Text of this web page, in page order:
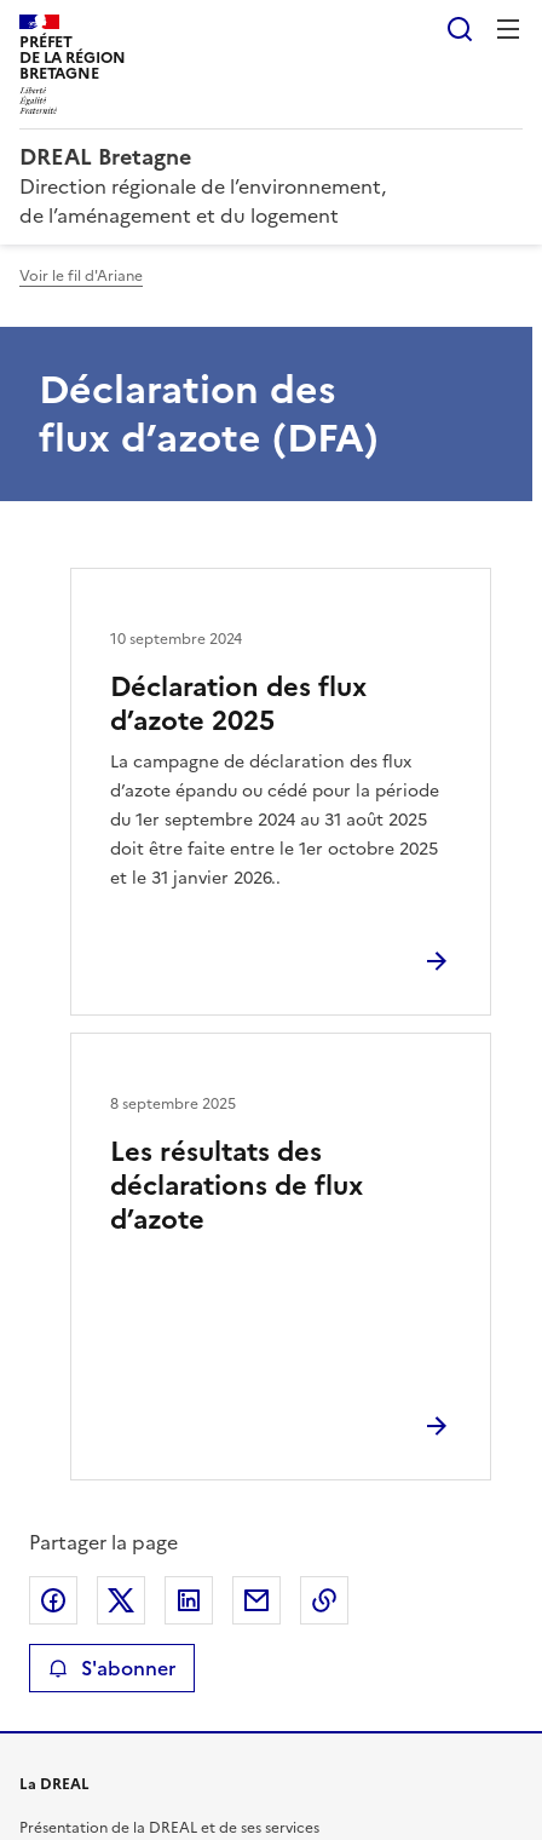
PRÉFET
DE LA RÉGION
BRETAGNE
DREAL Bretagne
Direction régionale de l’environnement,
de l’aménagement et du logement
Voir le fil d'Ariane
Déclaration des
flux d’azote (DFA)
Déclaration des flux
d’azote 2025
La campagne de déclaration des flux
d’azote épandu ou cédé pour la période
du 1er septembre 2024 au 31 août 2025
doit être faite entre le 1er octobre 2025
et le 31 janvier 2026..
10 septembre 2024
Les résultats des
déclarations de flux
d’azote
8 septembre 2025
Partager la page
Partager sur Facebook
Partager sur XPartager sur LinkedIn
Partager par email
S'abonner
La DREAL
Présentation de la DREAL et de ses services